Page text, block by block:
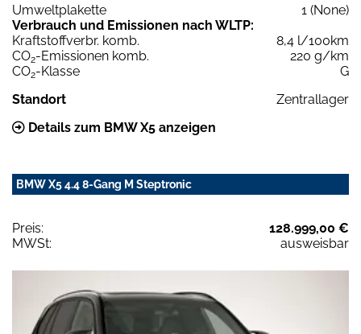
Umweltplakette
1 (None)
Verbrauch und Emissionen nach WLTP:
Kraftstoffverbr. komb.
8,4 l/100km
CO2-Emissionen komb.
220 g/km
CO2-Klasse
G
Standort
Zentrallager
Details zum BMW X5 anzeigen
BMW X5 4.4 8-Gang M Steptronic
Preis:
128.999,00 €
MWSt:
ausweisbar